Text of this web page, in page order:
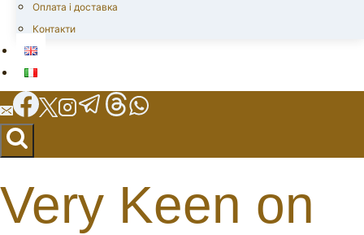
Оплата і доставка
Контакти
Very Keen on